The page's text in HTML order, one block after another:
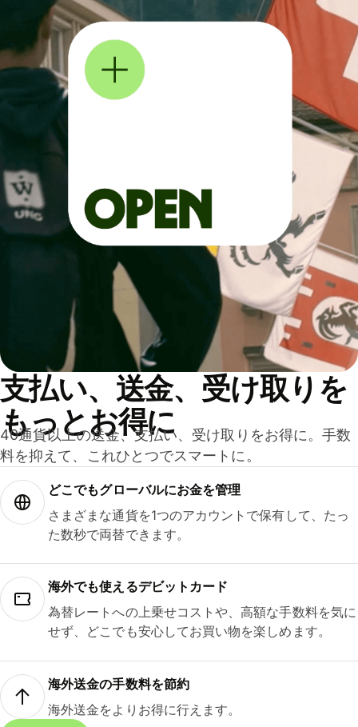
支払い、送金、受け取りを
もっとお得に
40通貨以上の送金、支払い、受け取りをお得に。手数
料を抑えて、これひとつでスマートに。
どこでもグ⁠ロ⁠ー⁠バ⁠ルにお金を管理
さまざまな通貨を1つのアカウントで保有して、たっ
た数秒で両替できます。
海外でも使えるデビットカード
為替レートへの上乗せコストや、高額な手数料を気に
せず、どこでも安心してお買い物を楽しめます。
海外送金の手数料を節約
海外送金をよりお得に行えます。